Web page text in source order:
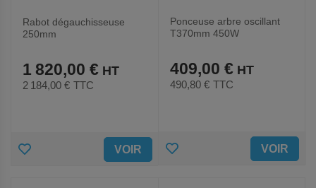
Rabot dégauchisseuse
250mm
1 820,00 €
2 184,00 € TTC
AJOUTER VOIR
Ponceuse arbre oscillant
T370mm 450W
409,00 €
490,80 € TTC
AJOUTER VOIR